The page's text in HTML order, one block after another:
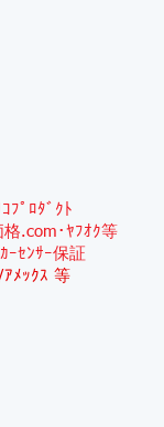
ﾌﾟﾛﾀﾞｸﾄ
格.com･ﾔﾌｵｸ等
ｰｾﾝｻｰ保証
ｱﾒｯｸｽ 等